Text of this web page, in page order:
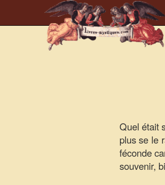
Quel était
plus se le
féconde
souvenir,